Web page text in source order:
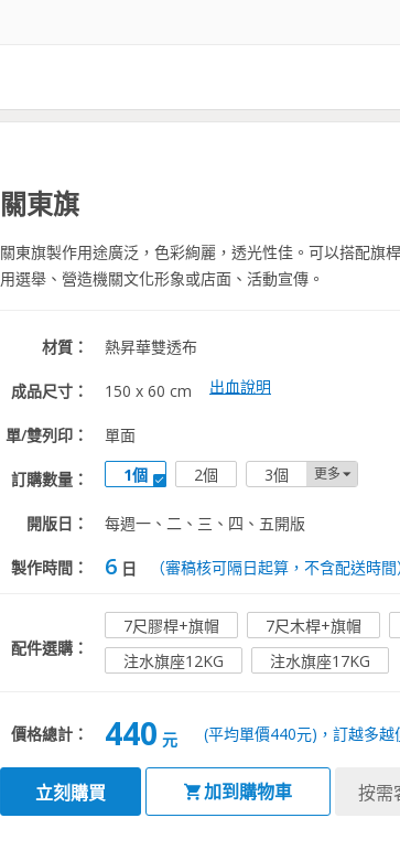
關東旗
關東旗製作用途廣泛，色彩絢麗，透光性佳。可以搭配旗
用選舉、營造機關文化形象或店面、活動宣傳。
材質： 熱昇華雙透布
成品尺寸： 150 x 60 cm 出血說明
單/雙列印： 單面
訂購數量： 1個 2個 3個 更多
開版日： 每週一、二、三、四、五開版
製作時間： 6 日 （審稿核可隔日起算，不含配送時間
配件選購：
7尺膠桿+旗帽 7尺木桿+旗帽
注水旗座12KG
注水旗座17KG
價格總計： 440 元 (平均單價440元)，訂越多越
立刻購買 加到購物車 按需